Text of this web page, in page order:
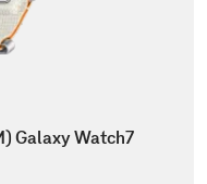
Galaxy Watch7